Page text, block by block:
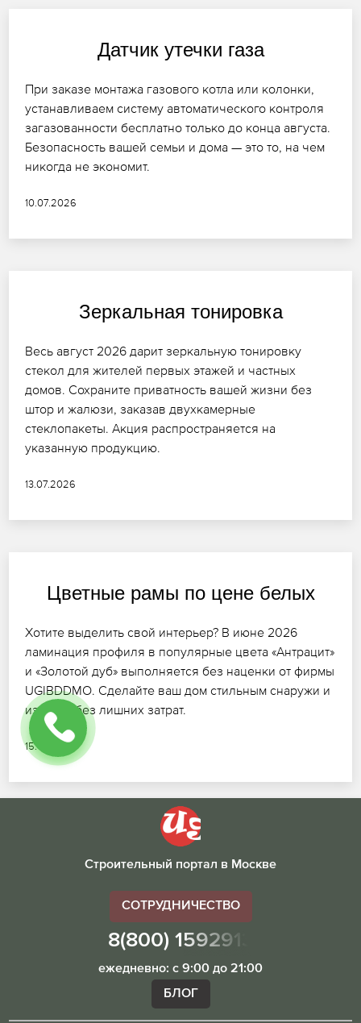
Датчик утечки газа
При заказе монтажа газового котла или колонки,
устанавливаем систему автоматического контроля
загазованности бесплатно только до конца августа.
Безопасность вашей семьи и дома — это то, на чем
никогда не экономит.
10.07.2026
Зеркальная тонировка
Весь август 2026 дарит зеркальную тонировку
стекол для жителей первых этажей и частных
домов. Сохраните приватность вашей жизни без
штор и жалюзи, заказав двухкамерные
стеклопакеты. Акция распространяется на
указанную продукцию.
13.07.2026
Цветные рамы по цене белых
Хотите выделить свой интерьер? В июне 2026
ламинация профиля в популярные цвета «Антрацит»
и «Золотой дуб» выполняется без наценки от фирмы
UGIBDDMO. Сделайте ваш дом стильным снаружи и
изнутри без лишних затрат.
15.07.2026
Строительный портал в Москве
СОТРУДНИЧЕСТВО
8(800) 1592913
ежедневно: с 9:00 до 21:00
БЛОГ